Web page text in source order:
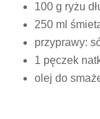
100 g ryżu
250 ml
przyprawy:
1 pęczek
olej do